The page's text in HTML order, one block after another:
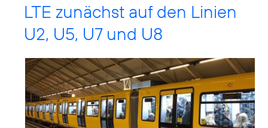
LTE zunächst auf den Linien
U2, U5, U7 und U8